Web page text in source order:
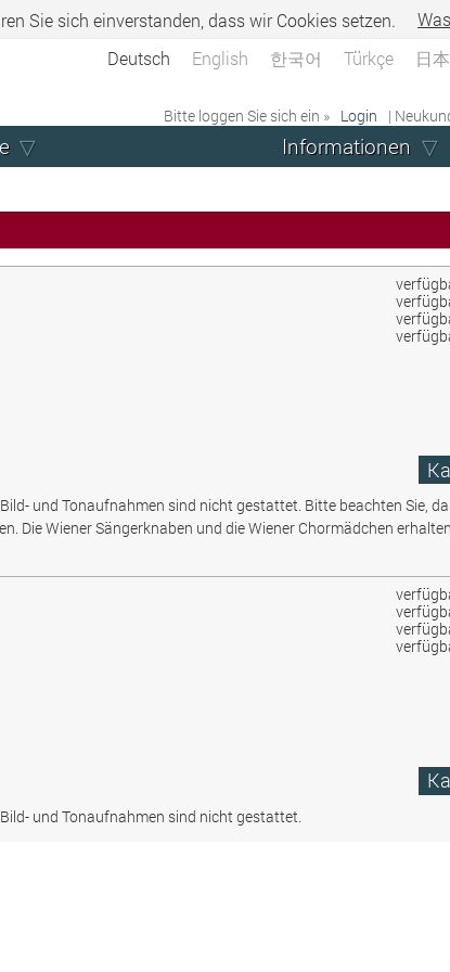
Sie sich einverstanden, dass wir Cookies setzen.
Deutsch English 한국어 Türkçe 日
Bitte loggen Sie sich ein » Login |
Informationen
und Tonaufnahmen sind nicht gestattet. Bitte beachten Sie,
Die Wiener Sängerknaben und die Wiener Chormädchen
und Tonaufnahmen sind nicht gestattet.